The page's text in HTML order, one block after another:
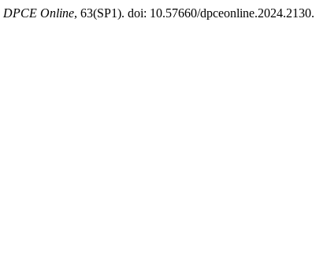
DPCE Online, 63(SP1). doi: 10.57660/dpceonline.2024.2130.